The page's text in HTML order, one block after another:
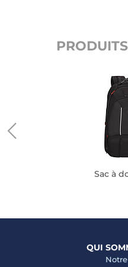
Sac à
QUI